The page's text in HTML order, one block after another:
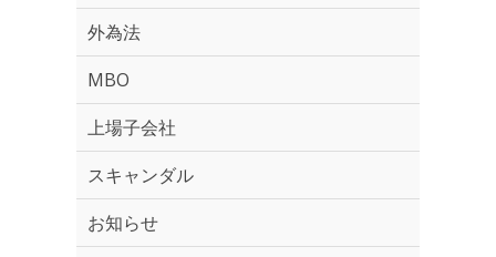
外為法
MBO
上場子会社
スキャンダル
お知らせ